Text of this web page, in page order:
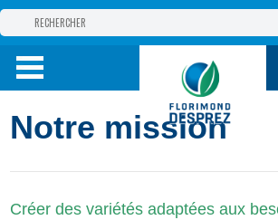
GROUPE
PRODUITS
Notre mission
Créer des variétés adaptées aux